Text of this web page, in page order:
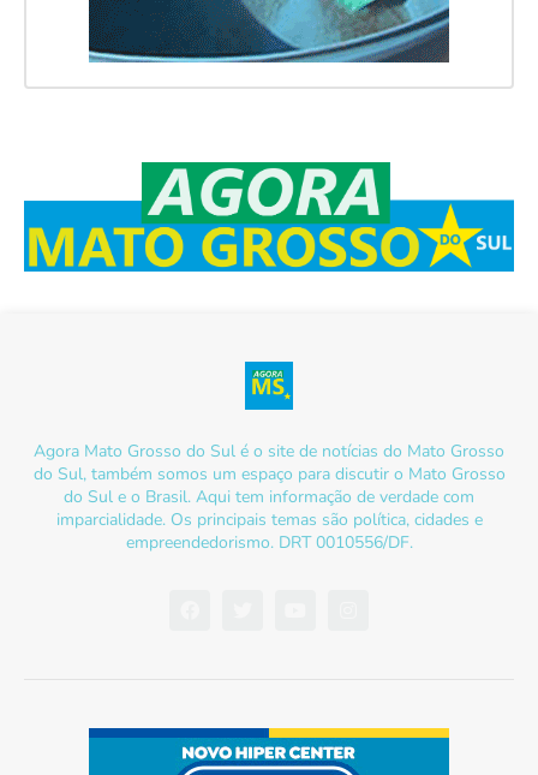
Agora Mato Grosso do Sul é o site de notícias do Mato Grosso
do Sul, também somos um espaço para discutir o Mato Grosso
do Sul e o Brasil. Aqui tem informação de verdade com
imparcialidade. Os principais temas são política, cidades e
empreendedorismo. DRT 0010556/DF.